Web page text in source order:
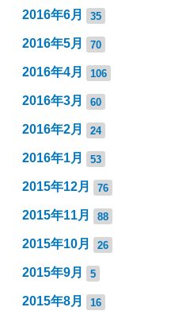
2016年6月 35
2016年5月 70
2016年4月 106
2016年3月 60
2016年2月 24
2016年1月 53
2015年12月 76
2015年11月 88
2015年10月 26
2015年9月 5
2015年8月 16